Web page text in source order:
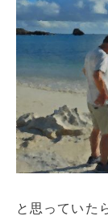
と思っていた